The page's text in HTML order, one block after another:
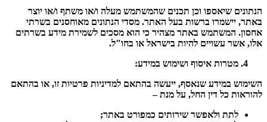
הנתונים שיאספו וכן תכנים שהמשתמש מעלה ו/או משתף ו/או יוצר
באתר, יישמרו ברשות בעל האתר. מסדי הנתונים מאוחסנים בשרתי
אחסון. המשתמש באתר מצהיר כי הוא מסכים לשמירת מידע בשרתים
אלו, אשר עשויים להיות בישראל או בחו"ל.
מטרות איסוף ושימוש במידע:
השימוש במידע שנאסף, ייעשה בהתאם למדיניות פרטיות זו, או בהתאם
להוראות כל דין החל, על מנת –
לתת ולאפשר שירותים כמפורט באתר;